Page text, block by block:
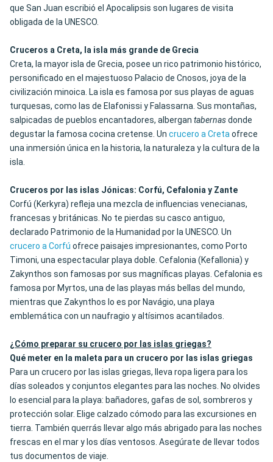
que San Juan escribió el Apocalipsis son lugares de visita
obligada de la UNESCO.
Cruceros a Creta, la isla más grande de Grecia
Creta, la mayor isla de Grecia, posee un rico patrimonio histórico,
personificado en el majestuoso Palacio de Cnosos, joya de la
civilización minoica. La isla es famosa por sus playas de aguas
turquesas, como las de Elafonissi y Falassarna. Sus montañas,
salpicadas de pueblos encantadores, albergan tabernasdonde
degustar la famosa cocina cretense. Un crucero a Cretaofrece
una inmersión única en la historia, la naturaleza y la cultura de la
isla.
Cruceros por las islas Jónicas: Corfú, Cefalonia y Zante
Corfú (Kerkyra) refleja una mezcla de influencias venecianas,
francesas y británicas. No te pierdas su casco antiguo,
declarado Patrimonio de la Humanidad por la UNESCO. Un
crucero a Corfú ofrece paisajes impresionantes, como Porto
Timoni, una espectacular playa doble. Cefalonia (Kefallonia) y
Zakynthos son famosas por sus magníficas playas. Cefalonia es
famosa por Myrtos, una de las playas más bellas del mundo,
mientras que Zakynthos lo es por Navágio, una playa
emblemática con un naufragio y altísimos acantilados.
¿Cómo preparar su crucero por las islas griegas?
Qué meter en la maleta para un crucero por las islas griegas
Para un crucero por las islas griegas, lleva ropa ligera para los
días soleados y conjuntos elegantes para las noches. No olvides
lo esencial para la playa: bañadores, gafas de sol, sombreros y
protección solar. Elige calzado cómodo para las excursiones en
tierra. También querrás llevar algo más abrigado para las noches
frescas en el mar y los días ventosos. Asegúrate de llevar todos
tus documentos de viaje.